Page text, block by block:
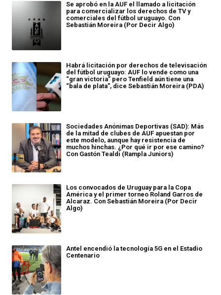
Se aprobó en la AUF el llamado a licitación
para comercializar los derechos de TV y
comerciales del fútbol uruguayo. Con
Sebastián Moreira (Por Decir Algo)
Habrá licitación por derechos de televisación
del fútbol uruguayo: AUF lo vende como una
“gran victoria” pero Tenfield aún tiene una
“bala de plata”, dice Sebastián Moreira (PDA)
Sociedades Anónimas Deportivas (SAD): Más
de la mitad de clubes de AUF apuestan por
este modelo, aunque hay resistencia de
muchos hinchas. ¿Por qué ir por ese camino?
Con Gastón Tealdi (Rampla Juniors)
Los convocados de Uruguay para la Copa
América y el primer torneo Roland Garros de
Alcaraz. Con Sebastián Moreira (Por Decir
Algo)
Antel encendió la tecnología 5G en el Estadio
Centenario